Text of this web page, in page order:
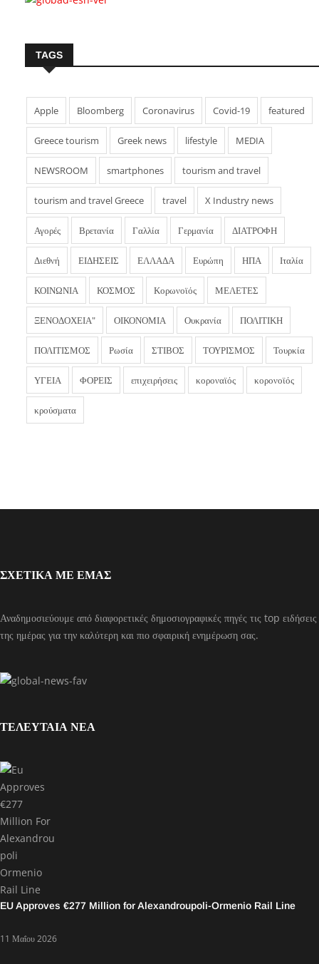
TAGS
Apple Bloomberg Coronavirus Covid-19 featured
Greece tourism Greek news lifestyle MEDIA
NEWSROOM smartphones tourism and travel
tourism and travel Greece travel X Industry news
Αγορές Βρετανία Γαλλία Γερμανία ΔΙΑΤΡΟΦΗ
Διεθνή ΕΙΔΗΣΕΙΣ ΕΛΛΑΔΑ Ευρώπη ΗΠΑ Ιταλία
ΚΟΙΝΩΝΙΑ ΚΟΣΜΟΣ Κορωνοϊός ΜΕΛΕΤΕΣ
ΞΕΝΟΔΟΧΕΙΑ" ΟΙΚΟΝΟΜΙΑ Ουκρανία ΠΟΛΙΤΙΚΗ
ΠΟΛΙΤΙΣΜΟΣ Ρωσία ΣΤΙΒΟΣ ΤΟΥΡΙΣΜΟΣ Τουρκία
ΥΓΕΙΑ ΦΟΡΕΙΣ επιχειρήσεις κοροναϊός κορονοϊός
κρούσματα
ΣΧΕΤΙΚΑ ΜΕ ΕΜΑΣ
Αναδημοσιεύουμε από διαφορετικές δημοσιογραφικές πηγές τις top ειδήσεις
της ημέρας για την καλύτερη και πιο σφαιρική ενημέρωση σας.
ΤΕΛΕΥΤΑΙΑ ΝΕΑ
EU Approves €277 Million for Alexandroupoli-Ormenio Rail Line
11 Μαΐου 2026